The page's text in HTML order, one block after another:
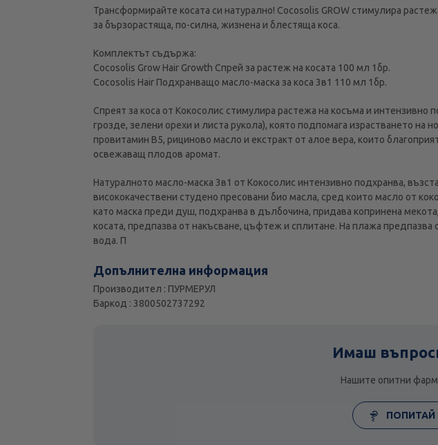
Трансформирайте косата си натурално! Cocosolis GROW стимулира
за бързорастяща, по-силна, жизнена и блестяща коса.
Комплектът съдържа:
Cocosolis Grow Hair Growth Спрей за растеж на косата 100 мл 1бр.
Cocosolis Hair Подхранващо масло-маска за коса 3в1 110 мл 1бр.
Спреят за коса от Кокосолис стимулира растежа на косъма и
грозде, зелени орехи и листа рукола), която подпомага израстването
провитамин B5, рициново масло и екстракт от алое вера, които
освежаващ плодов аромат.
Натуралното масло-маска 3в1 от Кокосолис интензивно подхранва,
висококачествени студено пресовани био масла, сред които масло от
като маска преди душ, подхранва в дълбочина, придава копринена
косата, предпазва от накъсване, цъфтеж и сплитане. На плажа
вода. П
Допълнителна информация
Производител : ПУРМЕРУЛ
Баркод : 3800502737292
Имаш
Нашите опитни
ПОПИТАЙ